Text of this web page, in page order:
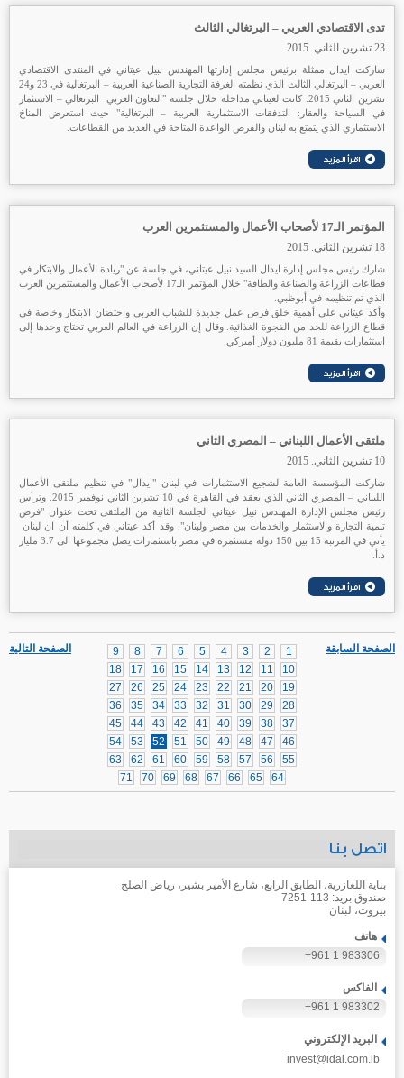
تدى الاقتصادي العربي – البرتغالي الثالث
23 تشرين الثاني. 2015
شاركت ايدال ممثلة برئيس مجلس إدارتها المهندس نبيل عيتاني في المنتدى الاقتصادي
العربي – البرتغالي الثالث الذي نظمته الغرفة التجارية الصناعية العربية – البرتغالية في 23 و24
تشرين الثاني 2015. كانت لعيتاني مداخلة خلال جلسة "التعاون العربي البرتغالي – الاستثمار
في السياحة والعقار: التدفقات الاستثمارية العربية – البرتغالية" حيث استعرض المناخ
الاستثماري الذي يتمتع به لبنان والفرص الواعدة المتاحة في العديد من القطاعات.
المؤتمر الـ17 لأصحاب الأعمال والمستثمرين العرب
18 تشرين الثاني. 2015
شارك رئيس مجلس إدارة ايدال السيد نبيل عيتاني، في جلسة عن "ريادة الأعمال والابتكار في
قطاعات الزراعة والصناعة والطاقة" خلال المؤتمر الـ17 لأصحاب الأعمال والمستثمرين العرب
الذي تم تنظيمه في أبوظبي.
وأكد عيتاني على أهمية خلق فرص عمل جديدة للشباب العربي واحتضان الابتكار وخاصة في
قطاع الزراعة للحد من الفجوة الغذائية. وقال إن الزراعة في العالم العربي تحتاج وحدها إلى
استثمارات بقيمة 81 مليون دولار أميركي.
ملتقى الأعمال اللبناني – المصري الثاني
10 تشرين الثاني. 2015
شاركت المؤسسة العامة لشجيع الاستثمارات في لبنان "ايدال" في تنظيم ملتقى الأعمال
اللبناني – المصري الثاني الذي يعقد في القاهرة في 10 تشرين الثاني نوفمبر 2015. وترأس
رئيس مجلس الإدارة المهندس نبيل عيتاني الجلسة الثانية من الملتقى تحت عنوان "فرص
تنمية التجارة والاستثمار والخدمات بين مصر ولبنان". وقد أكد عيتاني في كلمته أن ان لبنان
يأتي في المرتبة 15 بين 150 دولة مستثمرة في مصر باستثمارات يصل مجموعها الى 3.7 مليار
د.أ.
الصفحة التالية 1
2
3
4
5
6
7
8
9
10
11
12
13
14
15
16
17
18
19
20
21
22
23
24
25
26
27
28
29
30
31
32
33
34
35
36
37
38
39
40
41
42
43
44
45
46
47
48
49
50
51
52
53
54
55
56
57
58
59
60
61
62
63
64
65
66
67
68
69
70
71
الصفحة السابقة
اتصل بنا
بناية اللعازرية، الطابق الرابع، شارع الأمير بشير، رياض الصلح
صندوق بريد: 113-7251
بيروت، لبنان
هاتف
+961 1 983306
الفاكس
+961 1 983302
البريد الإلكتروني
invest@idal.com.lb